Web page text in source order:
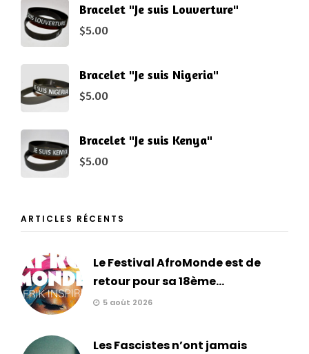
Bracelet "Je suis Louverture"
$5.00
Bracelet "Je suis Nigeria"
$5.00
Bracelet "Je suis Kenya"
$5.00
ARTICLES RÉCENTS
Le Festival AfroMonde est de
retour pour sa 18ème...
5 août 2026
Les Fascistes n’ont jamais